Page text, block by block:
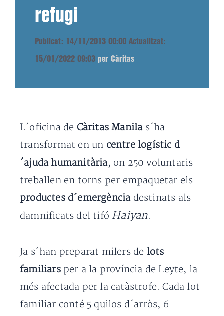
refugi
Publicat: 14/11/2013 00:00 Actualitzat:
15/01/2022 09:03 per Càritas
L´oficina de Càritas Manilas´ha
transformat en un centre logístic d
´ajuda humanitària, on 250 voluntaris
treballen en torns per empaquetar els
productes d´emergènciadestinats als
damnificats del tifó Haiyan.
Ja s´han preparat milers de lots
familiars per a la província de Leyte, la
més afectada per la catàstrofe. Cada lot
familiar conté 5 quilos d´arròs, 6